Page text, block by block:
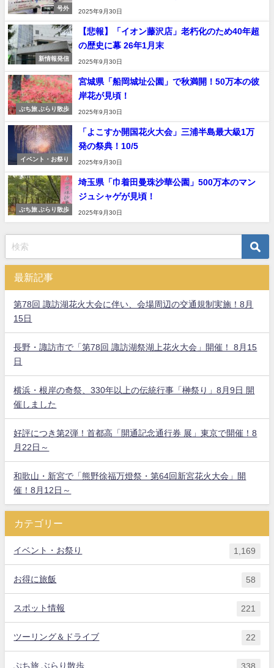
号外
2025年9月30日
新情報発信
【悲報】「イオン藤沢店」老朽化のため40年超
の歴史に幕 26年1月末
2025年9月30日
ぷち旅 ぶらり散歩
宮城県「船岡城址公園」で秋満開！50万本の彼
岸花が見頃！
2025年9月30日
イベント・お祭り
「よこすか開国花火大会」三浦半島最大級1万
発の祭典！10/5
2025年9月30日
ぷち旅 ぶらり散歩
埼玉県「巾着田曼珠沙華公園」500万本のマン
ジュシャゲが見頃！
2025年9月30日
最新記事
第78回 諏訪湖花火大会に伴い、会場周辺の交通規制実施！8月
15日
長野・諏訪市で「第78回 諏訪湖祭湖上花火大会」開催！ 8月15
日
横浜・根岸の奇祭、330年以上の伝統行事「榊祭り」8月9日 開
催しました
好評につき第2弾！首都高「開通記念通行券 展」東京で開催！8
月22日～
和歌山・新宮で「熊野徐福万燈祭・第64回新宮花火大会」開
催！8月12日～
カテゴリー
イベント・お祭り 1,169
お得に旅飯 58
スポット情報 221
ツーリング＆ドライブ 22
ぷち旅 ぶらり散歩 338